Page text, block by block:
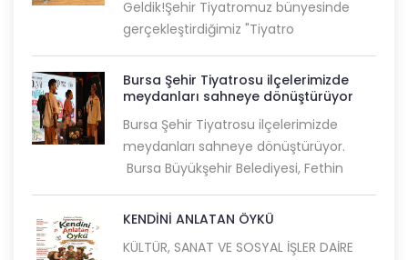
Geldik!Şehir Tiyatromuz bünyesinde
gerçekleştirdiğimiz "Tiyatro
Bursa Şehir Tiyatrosu ilçelerimizde
meydanları sahneye dönüştürüyor
Bursa Şehir Tiyatrosu ilçelerimizde
meydanları sahneye dönüştürüyor.
Bursa Büyükşehir Belediyesi, Fethin
KENDİNİ ANLATAN ÖYKÜ
KÜLTÜR, SANAT VE SOSYAL İŞLER DAİRE